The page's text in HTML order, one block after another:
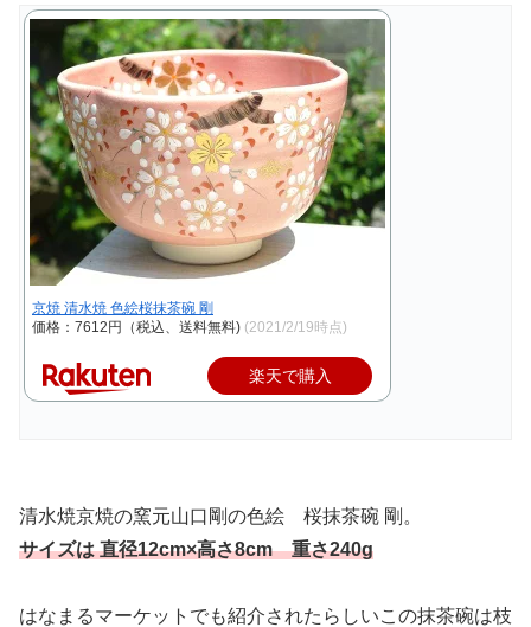
京焼 清水焼 色絵桜抹茶碗 剛
価格：7612円（税込、送料無料) (2021/2/19時点)
楽天で購入
清水焼京焼の窯元山口剛の色絵 桜抹茶碗 剛。
サイズは 直径12cm×高さ8cm 重さ240g
はなまるマーケットでも紹介されたらしいこの抹茶碗は枝